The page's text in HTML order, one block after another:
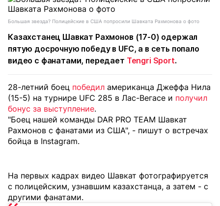
Большая звезда? Полицейские в США попросили Шавката Рахмонова о фото
Казахстанец Шавкат Рахмонов (17-0) одержал
пятую досрочную победу в UFC, а в сеть попало
видео с фанатами, передает Tengri Sport.
28-летний боец победил американца Джеффа Нила
(15-5) на турнире UFC 285 в Лас-Вегасе и получил
бонус за выступление.
"Боец нашей команды DAR PRO TEAM Шавкат
Рахмонов с фанатами из США", - пишут о встречах
бойца в Instagram.
На первых кадрах видео Шавкат фотографируется
с полицейским, узнавшим казахстанца, а затем - с
другими фанатами.